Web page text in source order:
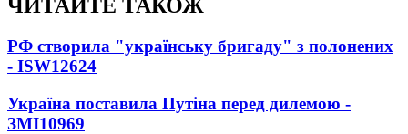
ЧИТАЙТЕ ТАКОЖ
РФ створила "українську бригаду" з полонених
- ISW12624
Україна поставила Путіна перед дилемою -
ЗМІ10969